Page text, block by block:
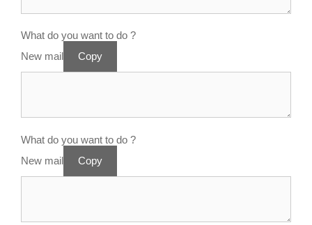
What do you want to do ?
New mail
Copy
What do you want to do ?
New mail
Copy